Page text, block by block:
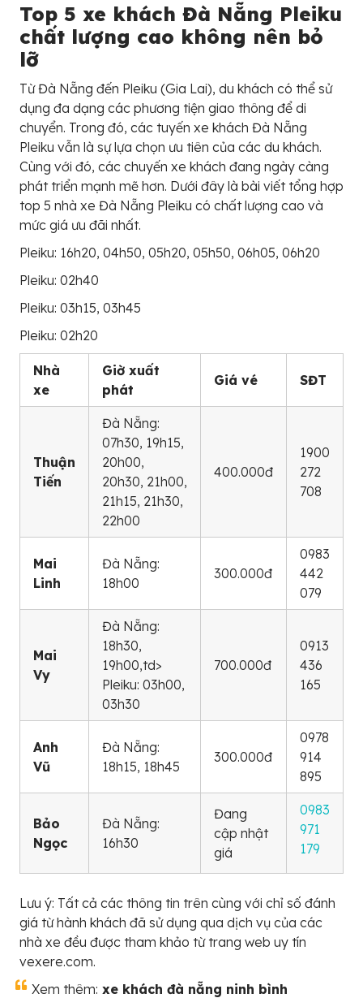
Top 5 xe khách Đà Nẵng Pleiku
chất lượng cao không nên bỏ
lỡ
Từ Đà Nẵng đến Pleiku (Gia Lai), du khách có thể sử
dụng đa dạng các phương tiện giao thông để di
chuyển. Trong đó, các tuyến xe khách Đà Nẵng
Pleiku vẫn là sự lựa chọn ưu tiên của các du khách.
Cùng với đó, các chuyến xe khách đang ngày càng
phát triển mạnh mẽ hơn. Dưới đây là bài viết tổng hợp
top 5 nhà xe Đà Nẵng Pleiku có chất lượng cao và
mức giá ưu đãi nhất.
Pleiku: 16h20, 04h50, 05h20, 05h50, 06h05, 06h20
Pleiku: 02h40
Pleiku: 03h15, 03h45
Pleiku: 02h20
Nhà
xe
Giờ xuất
phát
Giá vé SĐT
Thuận
Tiến
Đà Nẵng:
07h30, 19h15,
20h00,
20h30, 21h00,
21h15, 21h30,
22h00
400.000đ
1900
272
708
Mai
Linh
Đà Nẵng:
18h00
300.000đ
0983
442
079
Mai
Vy
Đà Nẵng:
18h30,
19h00,td>
Pleiku: 03h00,
03h30
700.000đ
0913
436
165
Anh
Vũ
Đà Nẵng:
18h15, 18h45
300.000đ
0978
914
895
Bảo
Ngọc
Đà Nẵng:
16h30
Đang
cập nhật
giá
0983
971
179
Lưu ý: Tất cả các thông tin trên cùng với chỉ số đánh
giá từ hành khách đã sử dụng qua dịch vụ của các
nhà xe đều được tham khảo từ trang web uy tín
vexere.com.
Xem thêm: xe khách đà nẵng ninh bình